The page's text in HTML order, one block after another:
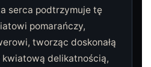
serca podtrzymuje tę
pomarańczy,
tworząc doskonałą
delikatnością,